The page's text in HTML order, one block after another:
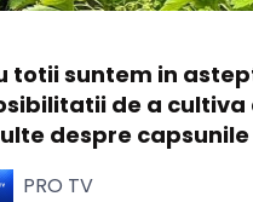
totii suntem in
de a cultiva
despre
PRO TV